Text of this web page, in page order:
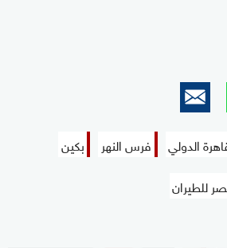
الدولي فرس النهر
بكين
للطيران